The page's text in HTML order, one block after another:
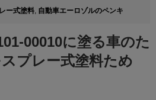
ー式塗料, 自動車エーロゾルのペンキ
00010に塗る車のた
プレー式塗料ため